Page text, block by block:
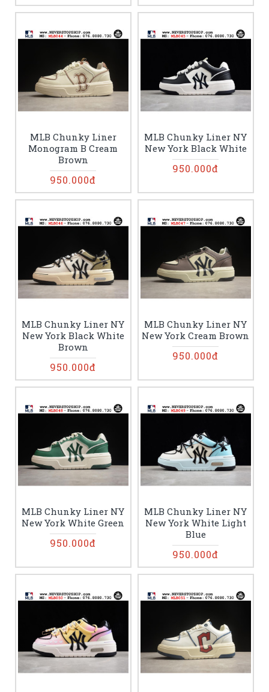
MLB Chunky Liner
Monogram B Cream
Brown
950.000đ
MLB Chunky Liner NY
New York Black White
950.000đ
MLB Chunky Liner NY
New York Black White
Brown
950.000đ
MLB Chunky Liner NY
New York Cream Brown
950.000đ
MLB Chunky Liner NY
New York White Green
950.000đ
MLB Chunky Liner NY
New York White Light
Blue
950.000đ